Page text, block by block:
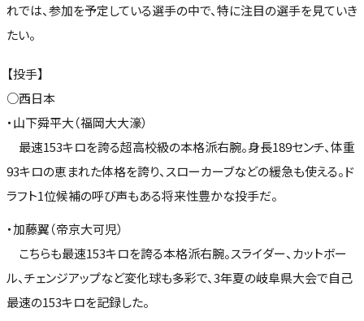
れでは、参加を予定している選手の中で、特に注目の選手を見ていき
たい。
【投手】
○西日本
・山下舜平大（福岡大大濠）
最速153キロを誇る超高校級の本格派右腕。身長189センチ、体重
93キロの恵まれた体格を誇り、スローカーブなどの緩急も使える。ド
ラフト1位候補の呼び声もある将来性豊かな投手だ。
・加藤翼（帝京大可児）
こちらも最速153キロを誇る本格派右腕。スライダー、カットボー
ル、チェンジアップなど変化球も多彩で、3年夏の岐阜県大会で自己
最速の153キロを記録した。